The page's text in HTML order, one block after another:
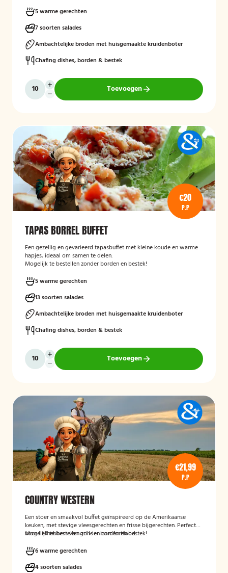
5 warme gerechten
7 soorten salades
Ambachtelijke broden met huisgemaakte kruidenboter
Chafing dishes, borden & bestek
Toevoegen
€20
P.P
TAPAS BORREL BUFFET
Een gezellig en gevarieerd tapasbuffet met kleine koude en warme
hapjes, ideaal om samen te delen.
Mogelijk te bestellen zonder borden en bestek!
5 warme gerechten
13 soorten salades
Ambachtelijke broden met huisgemaakte kruidenboter
Chafing dishes, borden & bestek
Toevoegen
€21,99
P.P
COUNTRY WESTERN
Een stoer en smaakvol buffet geïnspireerd op de Amerikaanse
keuken, met stevige vleesgerechten en frisse bijgerechten. Perfect
voor liefhebbers van grill- en comfortfood.
Mogelijk te bestellen zonder borden en bestek!
6 warme gerechten
4 soorten salades